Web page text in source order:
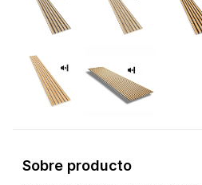
Sobre producto